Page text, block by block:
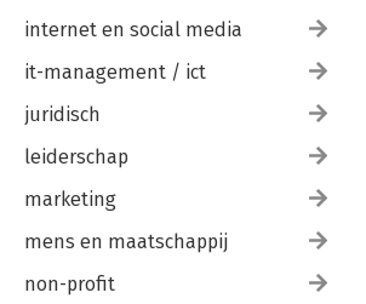
internet en social media
it-management / ict
juridisch
leiderschap
marketing
mens en maatschappij
non-profit